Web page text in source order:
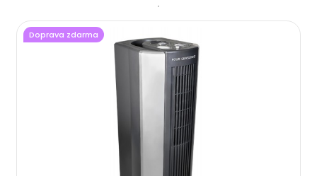
Doprava zdarma